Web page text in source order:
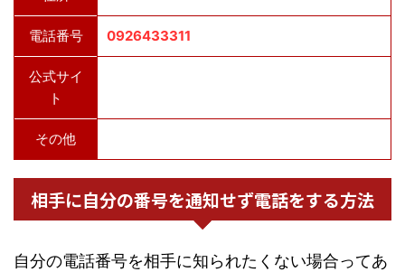
電話番号 0926433311
公式サイ
ト
その他
相手に自分の番号を通知せず電話をする方法
自分の電話番号を相手に知られたくない場合ってあ